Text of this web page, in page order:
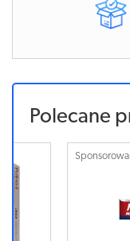
Polecane